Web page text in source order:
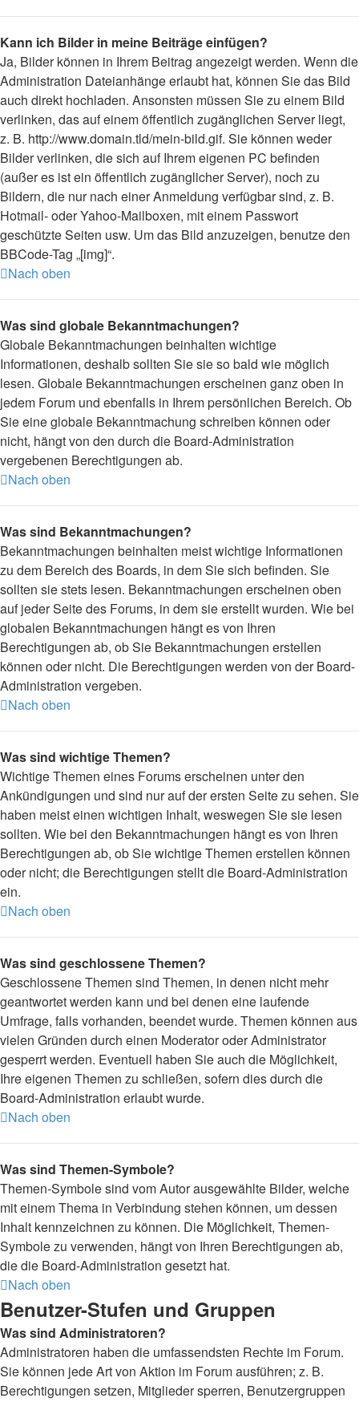
Kann ich Bilder in meine Beiträge einfügen?
Ja, Bilder können in Ihrem Beitrag angezeigt werden. Wenn die
Administration Dateianhänge erlaubt hat, können Sie das Bild
auch direkt hochladen. Ansonsten müssen Sie zu einem Bild
verlinken, das auf einem öffentlich zugänglichen Server liegt,
z. B. http://www.domain.tld/mein-bild.gif. Sie können weder
Bilder verlinken, die sich auf Ihrem eigenen PC befinden
(außer es ist ein öffentlich zugänglicher Server), noch zu
Bildern, die nur nach einer Anmeldung verfügbar sind, z. B.
Hotmail- oder Yahoo-Mailboxen, mit einem Passwort
geschützte Seiten usw. Um das Bild anzuzeigen, benutze den
BBCode-Tag „[img]“.
Nach oben
Was sind globale Bekanntmachungen?
Globale Bekanntmachungen beinhalten wichtige
Informationen, deshalb sollten Sie sie so bald wie möglich
lesen. Globale Bekanntmachungen erscheinen ganz oben in
jedem Forum und ebenfalls in Ihrem persönlichen Bereich. Ob
Sie eine globale Bekanntmachung schreiben können oder
nicht, hängt von den durch die Board-Administration
vergebenen Berechtigungen ab.
Nach oben
Was sind Bekanntmachungen?
Bekanntmachungen beinhalten meist wichtige Informationen
zu dem Bereich des Boards, in dem Sie sich befinden. Sie
sollten sie stets lesen. Bekanntmachungen erscheinen oben
auf jeder Seite des Forums, in dem sie erstellt wurden. Wie bei
globalen Bekanntmachungen hängt es von Ihren
Berechtigungen ab, ob Sie Bekanntmachungen erstellen
können oder nicht. Die Berechtigungen werden von der Board-
Administration vergeben.
Nach oben
Was sind wichtige Themen?
Wichtige Themen eines Forums erscheinen unter den
Ankündigungen und sind nur auf der ersten Seite zu sehen. Sie
haben meist einen wichtigen Inhalt, weswegen Sie sie lesen
sollten. Wie bei den Bekanntmachungen hängt es von Ihren
Berechtigungen ab, ob Sie wichtige Themen erstellen können
oder nicht; die Berechtigungen stellt die Board-Administration
ein.
Nach oben
Was sind geschlossene Themen?
Geschlossene Themen sind Themen, in denen nicht mehr
geantwortet werden kann und bei denen eine laufende
Umfrage, falls vorhanden, beendet wurde. Themen können aus
vielen Gründen durch einen Moderator oder Administrator
gesperrt werden. Eventuell haben Sie auch die Möglichkeit,
Ihre eigenen Themen zu schließen, sofern dies durch die
Board-Administration erlaubt wurde.
Nach oben
Was sind Themen-Symbole?
Themen-Symbole sind vom Autor ausgewählte Bilder, welche
mit einem Thema in Verbindung stehen können, um dessen
Inhalt kennzeichnen zu können. Die Möglichkeit, Themen-
Symbole zu verwenden, hängt von Ihren Berechtigungen ab,
die die Board-Administration gesetzt hat.
Nach oben
Benutzer-Stufen und Gruppen
Was sind Administratoren?
Administratoren haben die umfassendsten Rechte im Forum.
Sie können jede Art von Aktion im Forum ausführen; z. B.
Berechtigungen setzen, Mitglieder sperren, Benutzergruppen